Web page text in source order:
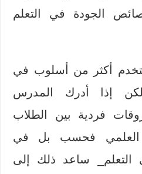
الجودة في التعلم
أكثر من أسلوب في
لكن إذا أدرك المدرس
فردية بين الطلاب
فحسب بل في
التعلم_ ساعد ذلك إلى